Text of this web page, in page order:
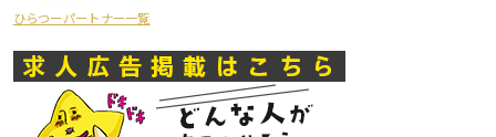
ひらつーパートナー一覧